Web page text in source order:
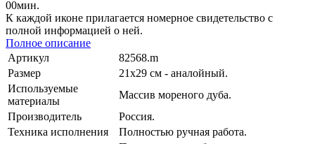
00мин.
К каждой иконе прилагается номерное свидетельство с
полной информацией о ней.
Полное описание
Артикул
82568.m
Размер
21х29 см - аналойный.
Используемые
материалы
Массив мореного дуба.
Производитель
Россия.
Техника исполнения
Полностью ручная работа.